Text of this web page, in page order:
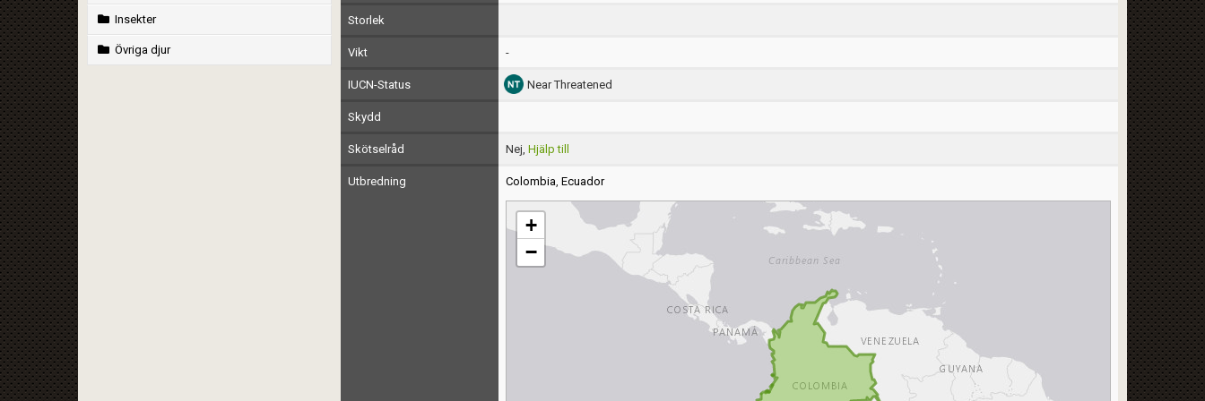
Insekter
Övriga djur
Storlek
Vikt -
IUCN-Status Near Threatened
Skydd
Skötselråd Nej, Hjälp till
Utbredning Colombia, Ecuador
+
−